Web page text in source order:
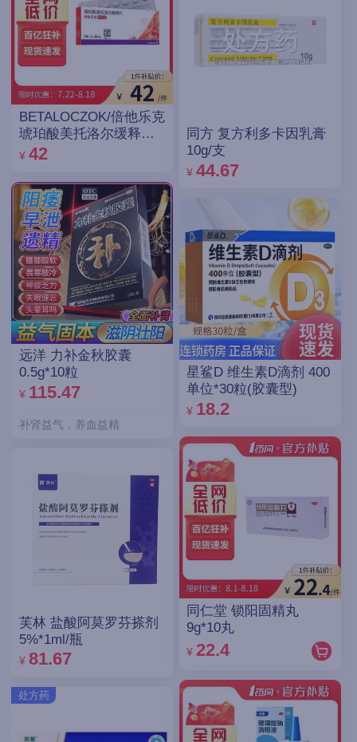
BETALOCZOK/倍他乐克
琥珀酸美托洛尔缓释片
47.5mg*14片*2板
¥ 42
远洋 力补金秋胶囊
0.5g*10粒
¥ 115.47
补肾益气，养血益精
芙林 盐酸阿莫罗芬搽剂
5%*1ml/瓶
¥ 81.67
处方药
同方 复方利多卡因乳膏
10g/支
¥ 44.67
星鲨D 维生素D滴剂 400
单位*30粒(胶囊型)
¥ 18.2
同仁堂 锁阳固精丸
9g*10丸
¥ 22.4